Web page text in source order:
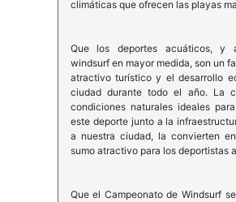
climáticas que ofrecen las playas
Que los deportes acuáticos, y
windsurf en mayor medida, son un
atractivo turístico y el desarrollo
ciudad durante todo el año. La
condiciones naturales ideales
este deporte junto a la
a nuestra ciudad, la convierten
sumo atractivo para los deportistas
Que el Campeonato de Windsurf